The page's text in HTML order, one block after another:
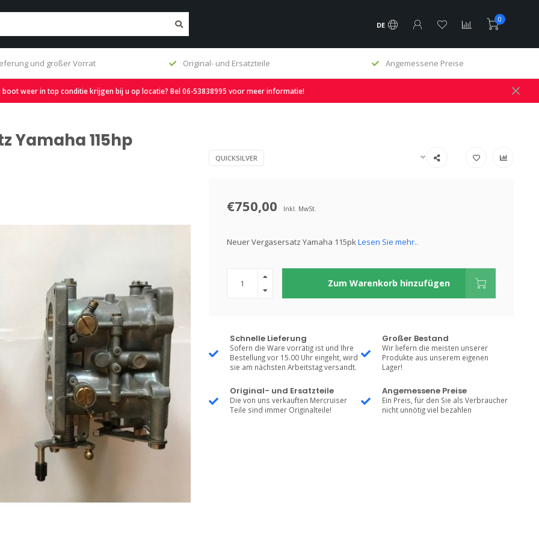
DE
0
und großer Vorrat Original- und Ersatzteile Angemessene Preise
boot weer in top conditie krijgen bij u op locatie? Bel 06-53838995 voor meer informatie!
Yamaha 115hp
QUICKSILVER
€750,00 Inkl. MwSt.
Neuer Vergasersatz Yamaha 115pkLesen Sie mehr..
Zum Warenkorb hinzufügen
Schnelle Lieferung
Sofern die Ware vorrätig ist und Ihre
Bestellung vor 15.00 Uhr eingeht, wird
sie am nächsten Arbeitstag versandt.
Großer Bestand
Wir liefern die meisten unserer
Produkte aus unserem eigenen
Lager!
Original- und Ersatzteile
Die von uns verkauften Mercruiser
Teile sind immer Originalteile!
Angemessene Preise
Ein Preis, für den Sie als Verbraucher
nicht unnötig viel bezahlen